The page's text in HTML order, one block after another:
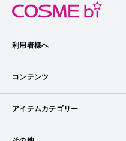
利用者様へ
メンバーログイン
メンバー会員について
コンテンツ
ランキング
アイテムカテゴリー
スキンケア